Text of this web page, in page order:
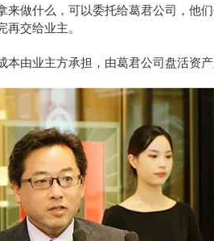
做什么，可以委托给葛君公司，他
交给业主。
业主方承担，由葛君公司盘活资产